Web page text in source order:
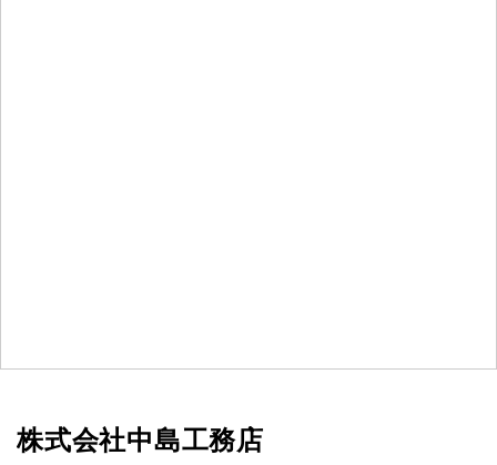
株式会社中島工務店